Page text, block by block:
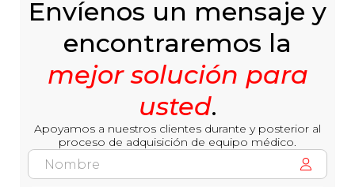
Envíenos un mensaje y
encontraremos la
mejor solución para
usted.
Apoyamos a nuestros clientes durante y posterior al
proceso de adquisición de equipo médico.